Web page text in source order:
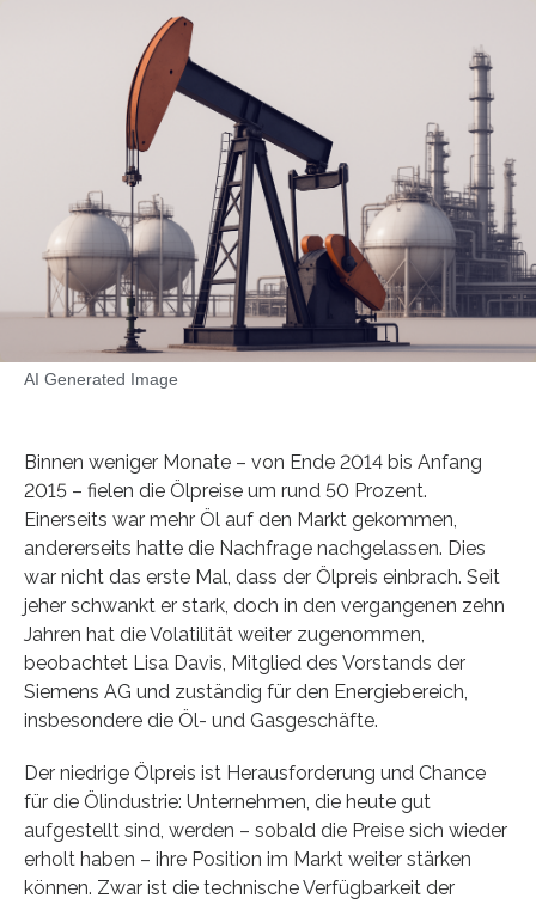
AI Generated Image
Binnen weniger Monate – von Ende 2014 bis Anfang
2015 – fielen die Ölpreise um rund 50 Prozent.
Einerseits war mehr Öl auf den Markt gekommen,
andererseits hatte die Nachfrage nachgelassen. Dies
war nicht das erste Mal, dass der Ölpreis einbrach. Seit
jeher schwankt er stark, doch in den vergangenen zehn
Jahren hat die Volatilität weiter zugenommen,
beobachtet Lisa Davis, Mitglied des Vorstands der
Siemens AG und zuständig für den Energiebereich,
insbesondere die Öl- und Gasgeschäfte.
Der niedrige Ölpreis ist Herausforderung und Chance
für die Ölindustrie: Unternehmen, die heute gut
aufgestellt sind, werden – sobald die Preise sich wieder
erholt haben – ihre Position im Markt weiter stärken
können. Zwar ist die technische Verfügbarkeit der